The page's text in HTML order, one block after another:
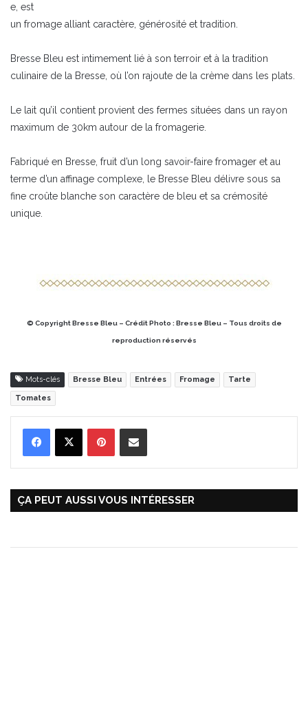
e, est
un fromage alliant caractère, générosité et tradition.
Bresse Bleu est intimement lié à son terroir et à la tradition
culinaire de la Bresse, où l’on rajoute de la crème dans les plats.
Le lait qu’il contient provient des fermes situées dans un rayon
maximum de 30km autour de la fromagerie.
Fabriqué en Bresse, fruit d’un long savoir-faire fromager et au
terme d’un affinage complexe, le Bresse Bleu délivre sous sa
fine croûte blanche son caractère de bleu et sa crémosité
unique.
© Copyright Bresse Bleu – Crédit Photo : Bresse Bleu – Tous droits de
reproduction réservés
Mots-clés Bresse Bleu Entrées Fromage Tarte
Tomates
ÇA PEUT AUSSI VOUS INTÉRESSER